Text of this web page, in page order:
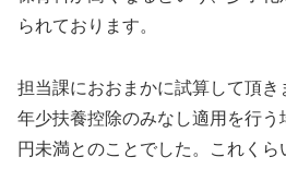
られております。
担当課におおまかに試算して頂き
年少扶養控除のみなし適用を行
円未満とのことでした。これく